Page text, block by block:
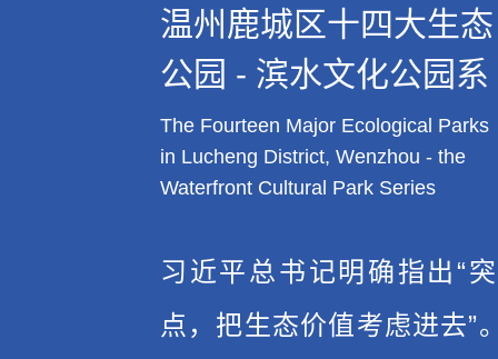
温州鹿城区十四大生态
公园 - 滨水文化公园系
The Fourteen Major Ecological Parks
in Lucheng District, Wenzhou - the
Waterfront Cultural Park Series
习近平总书记明确指出“
点，把生态价值考虑进去”